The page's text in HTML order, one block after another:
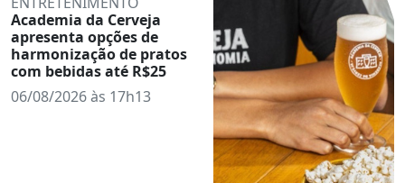
Academia da Cerveja
apresenta opções de
harmonização de pratos
com bebidas até R$25
06/08/2026 às 17h13